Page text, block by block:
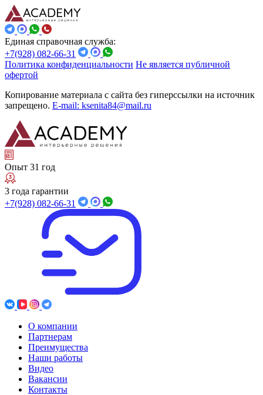
Единая справочная служба:
+7(928) 082-66-31
Политика конфиденциальности Не является публичной
офертой
Копирование материала с сайта без гиперссылки на источник
запрещено. E-mail: ksenita84@mail.ru
Опыт 31 год
3 года гарантии
+7(928) 082-66-31
О компании
Партнерам
Преимущества
Наши работы
Видео
Вакансии
Контакты